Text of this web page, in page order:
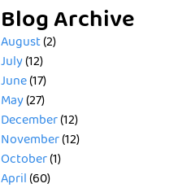
Blog Archive
August(2)
July(12)
June(17)
May(27)
December(12)
November(12)
October(1)
April(60)